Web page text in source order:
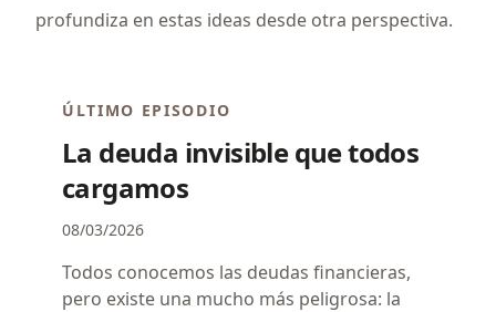
profundiza en estas ideas desde otra perspectiva.
ÚLTIMO EPISODIO
La deuda invisible que todos
cargamos
08/03/2026
Todos conocemos las deudas financieras,
pero existe una mucho más peligrosa: la